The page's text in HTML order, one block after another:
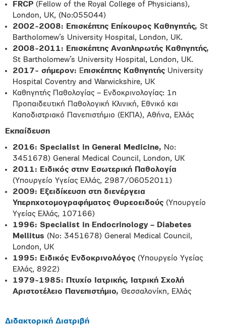
FRCP (Fellow of the Royal College of Physicians),
London, UK, (Νο:055044)
2002-2008: Επισκέπτης Επίκουρος Καθηγητής, St
Bartholomew’s University Hospital, London, UK.
2008-2011: Επισκέπτης Αναπληρωτής Καθηγητής,
St Bartholomew’s University Hospital, London, UK.
2017- σήμερον: Επισκέπτης Καθηγητής University
Hospital Coventry and Warwickshire, UK
Καθηγητής Παθολογίας – Ενδοκρινολογίας: 1η
Προπαιδευτική Παθολογική Κλινική, Εθνικό και
Καποδιστριακό Πανεπιστήμιο (ΕΚΠΑ), Αθήνα, Ελλάς
Eκπαίδευση
2016: Specialist in General Medicine, Νο:
3451678) General Medical Council, London, UK
2011: Ειδικός στην Εσωτερική Παθολογία
(Υπουργείο Υγείας Ελλάς, 2987/06052011)
2009: Εξειδίκευση στη διενέργεια
Υπερηχοτομογραφήματος Θυρεοειδούς (Υπουργείο
Υγείας Ελλάς, 107166)
1996: Specialist in Endocrinology – Diabetes
Mellitus (Νο: 3451678) General Medical Council,
London, UK
1995: Ειδικός Ενδοκρινολόγος (Υπουργείο Υγείας
Ελλάς, 8922)
1979-1985: Πτυχίο Ιατρικής, Ιατρική Σχολή
Αριστοτέλειο Πανεπιστήμιο, Θεσσαλονίκη, Ελλάς
Διδακτορική Διατριβή